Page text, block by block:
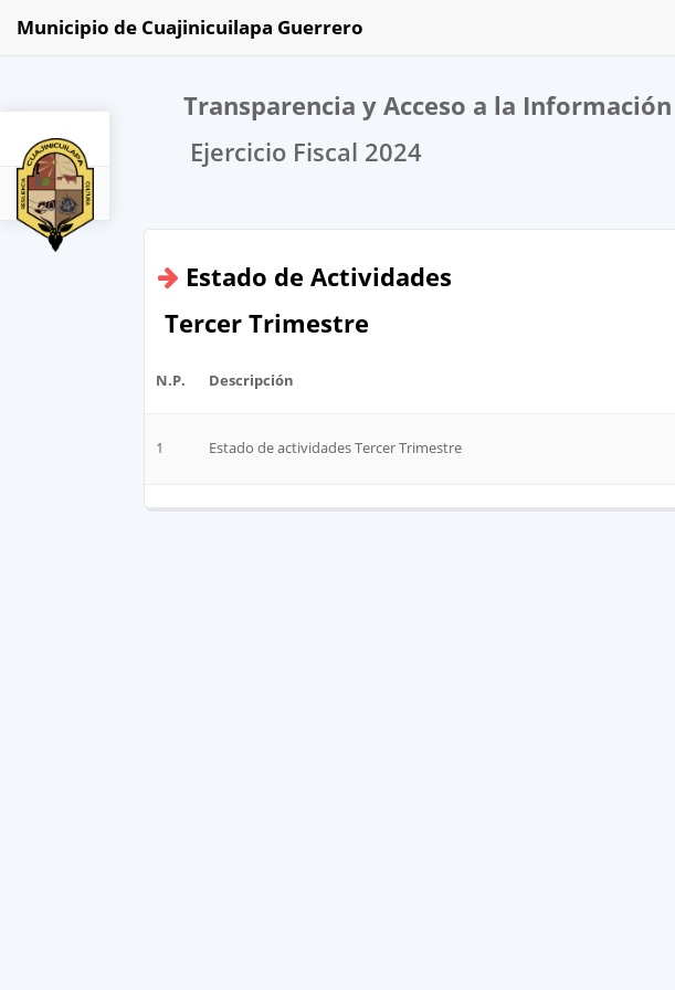
2024
Municipio de Cuajinicuilapa Guerrero
Transparencia y Acceso a la
Ejercicio Fiscal 2024
Estado de Actividades
Tercer Trimestre
N.P. Descripción
1 Estado de actividades Tercer Trimestre